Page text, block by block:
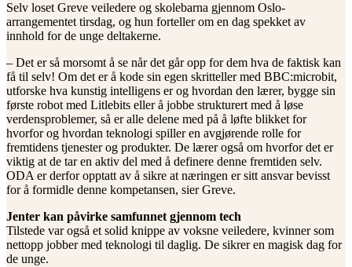
Selv loset Greve veiledere og skolebarna gjennom Oslo-
arrangementet tirsdag, og hun forteller om en dag spekket av
innhold for de unge deltakerne.
– Det er så morsomt å se når det går opp for dem hva de faktisk kan
få til selv! Om det er å kode sin egen skritteller med BBC:microbit,
utforske hva kunstig intelligens er og hvordan den lærer, bygge sin
første robot med Litlebits eller å jobbe strukturert med å løse
verdensproblemer, så er alle delene med på å løfte blikket for
hvorfor og hvordan teknologi spiller en avgjørende rolle for
fremtidens tjenester og produkter. De lærer også om hvorfor det er
viktig at de tar en aktiv del med å definere denne fremtiden selv.
ODA er derfor opptatt av å sikre at næringen er sitt ansvar bevisst
for å formidle denne kompetansen, sier Greve.
Jenter kan påvirke samfunnet gjennom tech
Tilstede var også et solid knippe av voksne veiledere, kvinner som
nettopp jobber med teknologi til daglig. De sikrer en magisk dag for
de unge.